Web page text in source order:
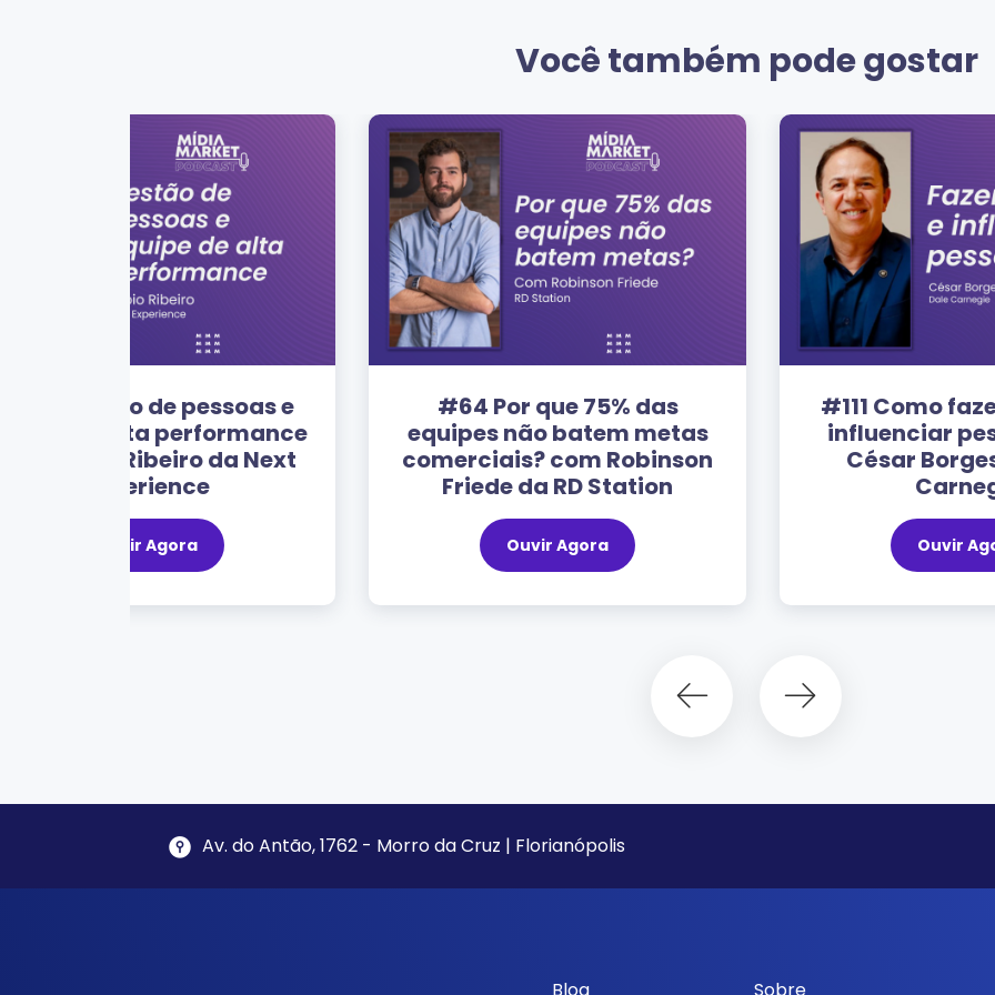
Você também pode gostar
#64 Por que 75% das
equipes não batem metas
comerciais? com Robinson
Friede da RD Station
#111 Como fazer amigos e
influenciar pessoas com
César Borges da Dale
Av. do Antão, 1762 - Morro da Cruz | Florianópolis
Blog Sobre